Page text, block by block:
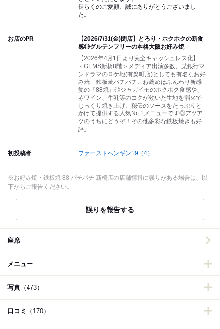
長らくのご愛顧、誠にありがとうございまし
た。
お店のPR
【2026/7/31(金)閉店】とろり・ホクホクの新食
感◎グルテンフリーの本格大阪お好み焼
【2026年4月1日より完全キャッシュレス化】
＜GEMS新橋8階＞メディア出演多数、某銀行マ
ンドラマのロケ地(有楽町店)としても有名なお好
み焼・鉄板焼パチパチ。お薦めはふんわり新感
覚の『88焼』◎ジャガイモのホクホク食感や、
赤ワイン、牛乳等のコクが効いた生地を弱火で
じっくり焼き上げ、秘伝のソースをたっぷりと
かけて提供する人気No.1メニューです◎アツア
ツのうちにどうぞ！その他多彩な鉄板焼きも好
評。
初投稿者 ファーストペンギン19 （4）
※お好み焼・鉄板焼 88 パチパチ 新橋店の店舗情報に誤りがある場合は、以
下からご報告ください。
誤りを報告する
座席
メニュー
写真 （473）
口コミ （170）